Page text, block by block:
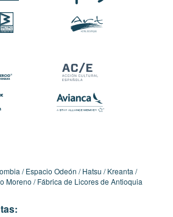
Espacio Odeón Hatsu
Kreanta
Moreno
Fábrica de Licores de Antioquia